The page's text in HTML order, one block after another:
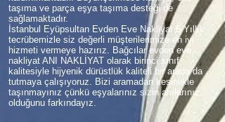
taşıma ve parça eşya taşıma desteği de
sağlamaktadır.
İstanbul Eyüpsultan Evden Eve Nakliyat 5 Yıllık
tecrübemizle siz değerli müşterilerimize en iyi
hizmeti vermeye hazırız. Bağcılar evden eve
nakliyat ANI NAKLİYAT olarak birinci sınıf
kalitesiyle hijyenik dürüstlük kaliteli bir arada da
tutmaya çalışıyoruz. Bizi aramadan kesinlikle
taşınmayınız çünkü eşyalarınız sizin anılarınız
olduğunu farkındayız.